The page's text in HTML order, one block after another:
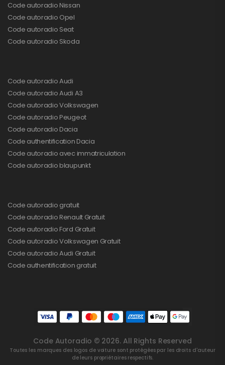
Code autoradio Nissan
Code autoradio Opel
Code autoradio Seat
Code autoradio Skoda
Code autoradio Audi
Code autoradio Audi A3
Code autoradio Volkswagen
Code autoradio Peugeot
Code autoradio Dacia
Code authentification Dacia
Code autoradio avec immatriculation
Code autoradio blaupunkt
Code autoradio gratuit
Code autoradio Renault Gratuit
Code autoradio Ford Gratuit
Code autoradio Volkswagen Gratuit
Code autoradio Audi Gratuit
Code authentification gratuit
Code Autoradio © 2026. All Rights Reserved
Toutes les marques des logos de voiture sont protégées par les droits d'auteur
de leurs propriétaires respectifs.